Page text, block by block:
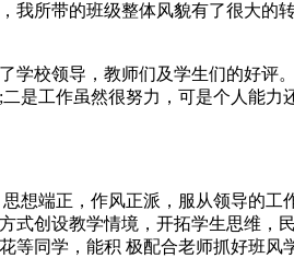
所带的班级整体风貌有了很大的
校领导，教师们及学生们的好
是工作虽然很努力，可是个人能
想端正，作风正派，服从领导的
创设教学情境，开拓学生思维
同学，能积 极配合老师抓好班